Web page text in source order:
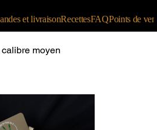
et livraisonRecettesFAQPoints de
moyen